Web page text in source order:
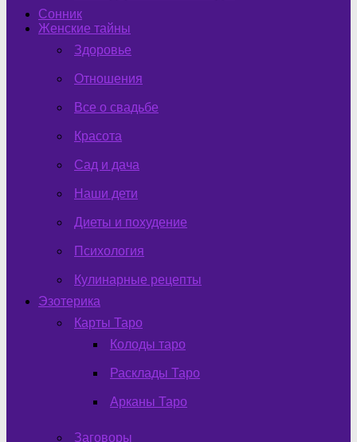
Сонник
Женские тайны
Здоровье
Отношения
Все о свадьбе
Красота
Сад и дача
Наши дети
Диеты и похудение
Психология
Кулинарные рецепты
Эзотерика
Карты Таро
Колоды таро
Расклады Таро
Арканы Таро
Заговоры